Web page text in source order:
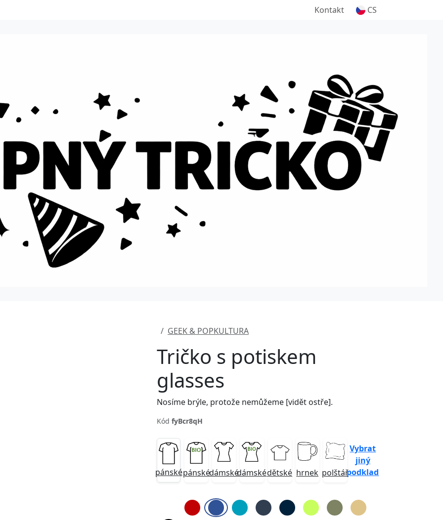
Kontakt CS
GEEK & POPKULTURA
Tričko s potiskem
glasses
Nosíme brýle, protože nemůžeme [vidět ostře].
Kód fyBcr8qH
pánsképánskédámskédámskédětské hrnek polštář
Vybrat
jiný
podklad